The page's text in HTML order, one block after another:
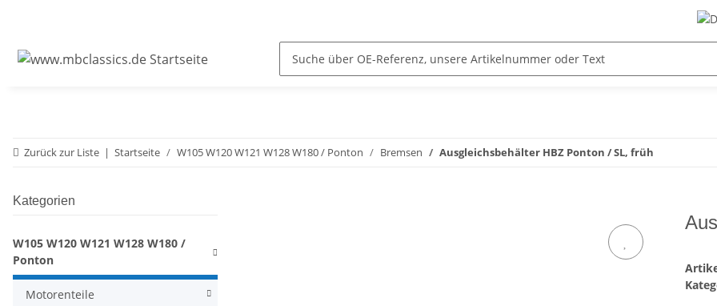
Zurück zur Liste Startseite W105 W120 W121 W128 W180 / Ponton Bremsen Ausgleichsbehälter HBZ Ponton / SL, früh
Kategorien
W105 W120 W121 W128 W180 /
Ponton
Motorenteile